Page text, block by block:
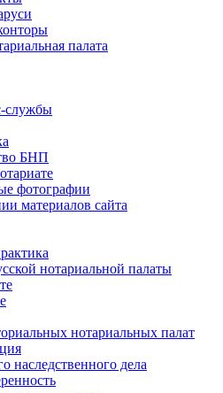
палата
службы
БНП
фотографии
материалов сайта
нотариальной палаты
нотариальных палат
наследственного дела